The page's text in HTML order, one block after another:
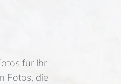
für Ihr
Fotos, die